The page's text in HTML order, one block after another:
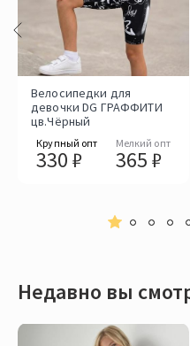
Велосипедки для
девочки DG ГРАФФИТИ
цв.Чёрный
Крупный опт
330 ₽
Мелкий опт
365 ₽
Недавно вы